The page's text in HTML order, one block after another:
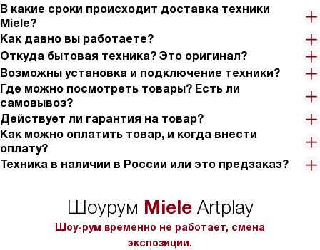
В какие сроки происходит доставка техники
Miele?
Как давно вы работаете?
Откуда бытовая техника? Это оригинал?
Возможны установка и подключение техники?
Где можно посмотреть товары? Есть ли
самовывоз?
Действует ли гарантия на товар?
Как можно оплатить товар, и когда внести
оплату?
Техника в наличии в России или это предзаказ?
Шоурум MieleArtplay
Шоу-рум временно не работает, смена
экспозиции.